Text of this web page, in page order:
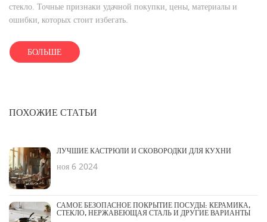
стекло. Точные признаки удачной покупки, цены, материалы и
ошибки, которых стоит избегать.
БОЛЬШЕ
ПОХОЖИЕ СТАТЬИ
ЛУЧШИЕ КАСТРЮЛИ И СКОВОРОДКИ ДЛЯ КУХНИ
ноя 6 2024
САМОЕ БЕЗОПАСНОЕ ПОКРЫТИЕ ПОСУДЫ: КЕРАМИКА,
СТЕКЛО, НЕРЖАВЕЮЩАЯ СТАЛЬ И ДРУГИЕ ВАРИАНТЫ